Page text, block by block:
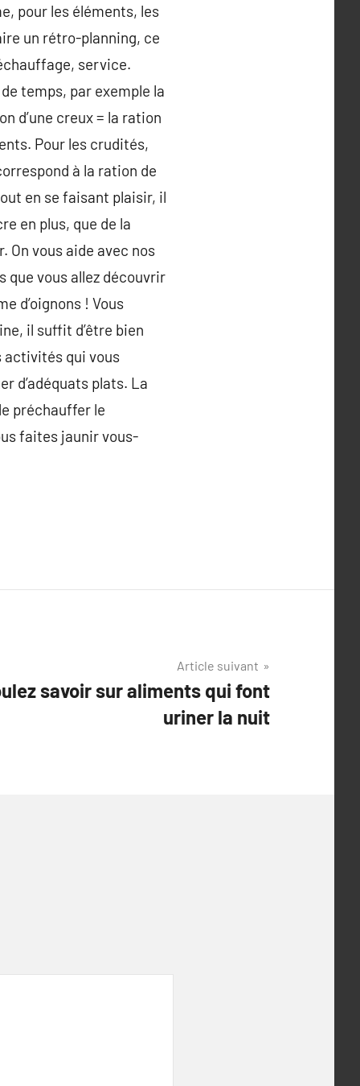
pour les éléments, les
un rétro-planning, ce
service.
temps, par exemple la
d’une creux = la ration
Pour les crudités,
à la ration de
en se faisant plaisir, il
en plus, que de la
vous aide avec nos
vous allez découvrir
d’oignons ! Vous
il suffit d’être bien
activités qui vous
d’adéquats plats. La
préchauffer le
faites jaunir vous-
Article suivant
savoir sur aliments qui font
uriner la nuit